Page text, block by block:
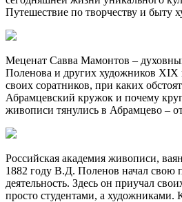
Путешествие по творчеству и быту
Меценат Савва Мамонтов –
Поленова и других художников XIX
своих соратников, при каких
Абрамцевский кружок и почему
живописи тянулись в Абрамцево –
Российская академия живописи,
1882 году В.Д. Поленов начал свою
деятельность. Здесь он приучал
просто студентами, а художниками.